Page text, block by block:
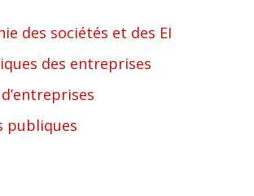
des sociétés et des EI
des entreprises
publiques